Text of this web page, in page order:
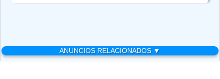
ANUNCIOS RELACIONADOS ▼